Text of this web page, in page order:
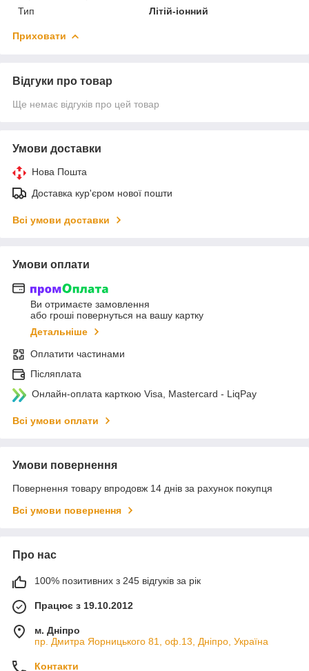
Тип
Літій-іонний
Приховати
Відгуки про товар
Ще немає відгуків про цей товар
Умови доставки
Нова Пошта
Доставка кур'єром нової пошти
Всі умови доставки
Умови оплати
Ви отримаєте замовлення
або гроші повернуться на вашу картку
Детальніше
Оплатити частинами
Післяплата
Онлайн-оплата карткою Visa, Mastercard - LiqPay
Всі умови оплати
Умови повернення
Повернення товару впродовж 14 днів за рахунок покупця
Всі умови повернення
Про нас
100% позитивних з 245 відгуків за рік
Працює з 19.10.2012
м. Дніпро
пр. Дмитра Яорницького 81, оф.13, Дніпро, Україна
Контакти